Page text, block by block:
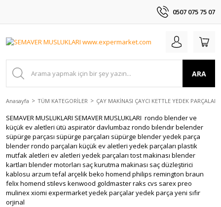
0507 075 75 07
ARA
Anasayfa TÜM KATEGORİLER ÇAY MAKİNASI ÇAYCI KETTLE YEDEK PARÇALAR
SEMAVER MUSLUKLARI SEMAVER MUSLUKLARI rondo blender ve
küçük ev aletleri ütü aspiratör davlumbaz rondo bılendır belender
süpürge parçası süpürge parçaları süpürge blender yedek parça
blender rondo parçaları küçük ev aletleri yedek parçaları plastik
mutfak aletleri ev aletleri yedek parçaları tost makinası blender
kartları blender motorları saç kurutma makinası saç düzleştirici
kablosu arzum tefal arçelik beko homend philips remington braun
felix homend stilevs kenwood goldmaster raks cvs sarex preo
mulinex xiomi expermarket yedek parçalar yedek parça yeni sıfır
orjinal